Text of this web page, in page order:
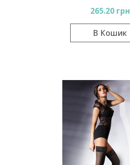
265.20 грн
В Кошик